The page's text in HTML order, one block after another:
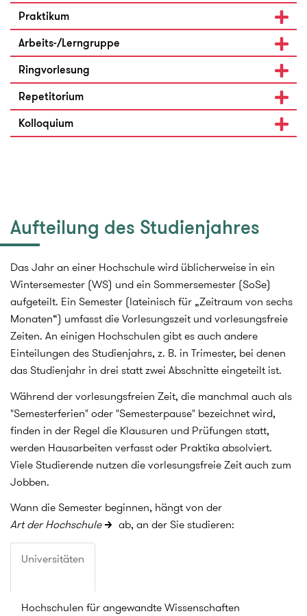
Praktikum
Arbeits-/Lerngruppe
Ringvorlesung
Repetitorium
Kolloquium
Aufteilung des Studienjahres
Das Jahr an einer Hochschule wird üblicherweise in ein
Wintersemester (WS) und ein Sommersemester (SoSe)
aufgeteilt. Ein Semester (lateinisch für „Zeitraum von sechs
Monaten“) umfasst die Vorlesungszeit und vorlesungsfreie
Zeiten. An einigen Hochschulen gibt es auch andere
Einteilungen des Studienjahrs, z. B. in Trimester, bei denen
das Studienjahr in drei statt zwei Abschnitte eingeteilt ist.
Während der vorlesungsfreien Zeit, die manchmal auch als
"Semesterferien" oder "Semesterpause" bezeichnet wird,
finden in der Regel die Klausuren und Prüfungen statt,
werden Hausarbeiten verfasst oder Praktika absolviert.
Viele Studierende nutzen die vorlesungsfreie Zeit auch zum
Jobben.
Wann die Semester beginnen, hängt von der
Art der Hochschule
ab, an der Sie studieren:
Universitäten
Hochschulen für angewandte Wissenschaften